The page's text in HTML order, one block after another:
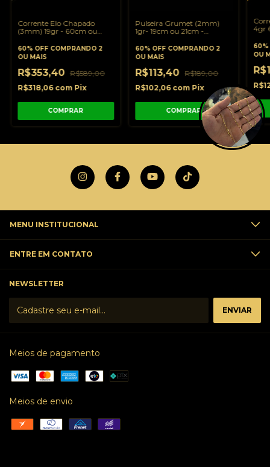
Corrente Elo Chapado
(3mm) 19gr - 60cm ou
18K
60% OFF COMPRANDO 2
OU MAIS
R$353,40 R$589,00
R$318,06 com Pix
COMPRAR
Pulseira Grumet (2mm)
1gr- 19cm ou 21cm -
60% OFF COMPRANDO 2
OU MAIS
R$113,40 R$189,00
R$102,06 com Pix
COMPRAR
4gr
60%
OU
MENU INSTITUCIONAL
ENTRE EM CONTATO
NEWSLETTER
Meios de pagamento
Meios de envio